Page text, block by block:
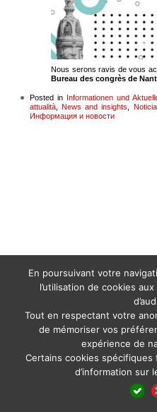
Nous serons ravis de vous
Bureau des congrès de
Posted in Informationen und
attualità ,News and insights
Информация и новости
LinkedIn
X
En poursuivant votre
l’utilisation de cookies
Tout en respectant votre
de mémoriser vos
expérience de
Certains cookies
d’information sur